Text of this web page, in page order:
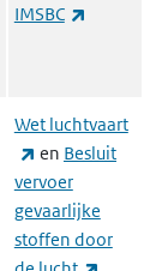
IMSBC
Wet luchtvaart
(externe link)
en Besluit
vervoer
gevaarlijke
stoffen door